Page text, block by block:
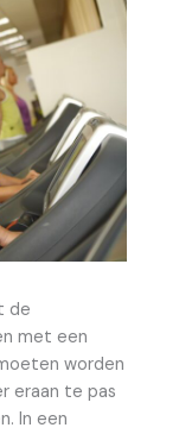
de
met een
worden
eraan te pas
In een